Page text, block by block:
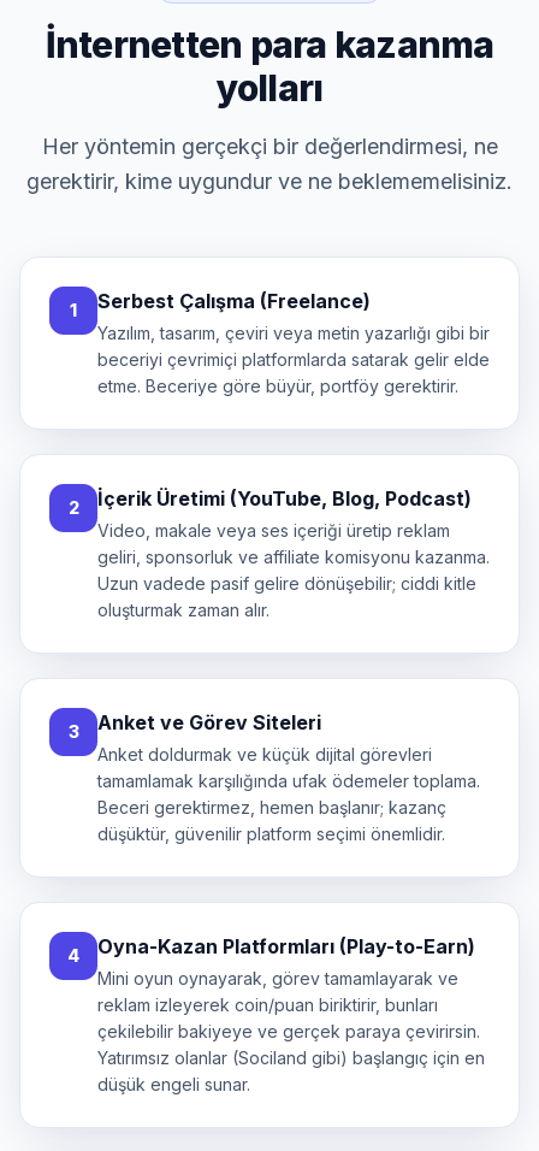
İnternetten para kazanma
yolları
Her yöntemin gerçekçi bir değerlendirmesi, ne
gerektirir, kime uygundur ve ne beklememelisiniz.
1 Serbest Çalışma (Freelance)
Yazılım, tasarım, çeviri veya metin yazarlığı gibi bir
beceriyi çevrimiçi platformlarda satarak gelir elde
etme. Beceriye göre büyür, portföy gerektirir.
2 İçerik Üretimi (YouTube, Blog, Podcast)
Video, makale veya ses içeriği üretip reklam
geliri, sponsorluk ve affiliate komisyonu kazanma.
Uzun vadede pasif gelire dönüşebilir; ciddi kitle
oluşturmak zaman alır.
3 Anket ve Görev Siteleri
Anket doldurmak ve küçük dijital görevleri
tamamlamak karşılığında ufak ödemeler toplama.
Beceri gerektirmez, hemen başlanır; kazanç
düşüktür, güvenilir platform seçimi önemlidir.
4 Oyna-Kazan Platformları (Play-to-Earn)
Mini oyun oynayarak, görev tamamlayarak ve
reklam izleyerek coin/puan biriktirir, bunları
çekilebilir bakiyeye ve gerçek paraya çevirirsin.
Yatırımsız olanlar (Sociland gibi) başlangıç için en
düşük engeli sunar.